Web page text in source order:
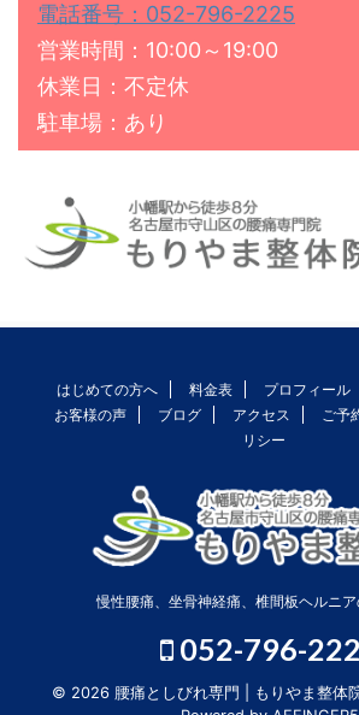
電話番号：052-796-2225
営業時間：10:00～19:00
休業日：不定休
駐車場：あり
はじめての方へ 料金表 プロフィール
お客様の声
ブログ アクセス ご予
リシー
慢性腰痛、坐骨神経痛、椎間板ヘルニ
052-796-
© 2026 腰痛としびれ専門 | もりやま整体